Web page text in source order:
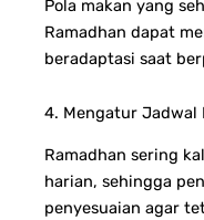
Pola makan yang
Ramadhan dapat
beradaptasi saat
4. Mengatur Jadwal
Ramadhan sering
harian, sehingga
penyesuaian agar